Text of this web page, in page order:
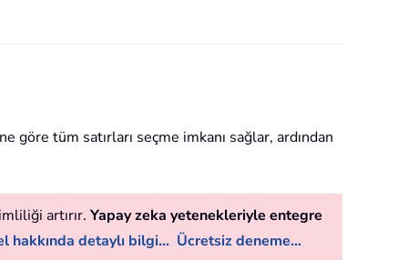
tüm satırları seçme imkanı sağlar, ardından
artırır. Yapay zeka yetenekleriyle entegre
hakkında detaylı bilgi... Ücretsiz deneme...